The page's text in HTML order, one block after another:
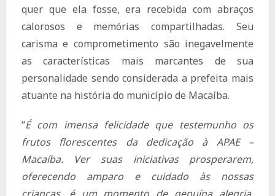
quer que ela fosse, era recebida com abraços
calorosos e memórias compartilhadas. Seu
carisma e comprometimento são inegavelmente
as características mais marcantes de sua
personalidade sendo considerada a prefeita mais
atuante na história do município de Macaíba.
“É com imensa felicidade que testemunho os
frutos florescentes da dedicação à APAE –
Macaíba. Ver suas iniciativas prosperarem,
oferecendo amparo e cuidado às nossas